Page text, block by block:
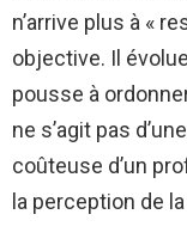
n’arrive plus à «
objective. Il
pousse à
ne s’agit pas
coûteuse d’un
la perception de